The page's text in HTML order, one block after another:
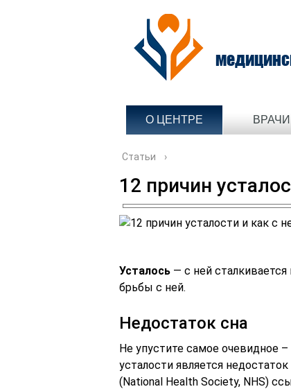
О ЦЕНТРЕ ВРАЧИ
Статьи ›
12 причин
Усталось — с ней
брьбы с ней.
Недостаток сна
Не упустите самое очевидное
усталости является
(National Health Society, NHS)